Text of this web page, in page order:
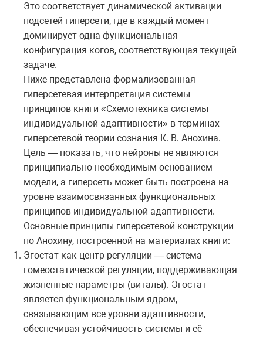
Это соответствует динамической активации
подсетей гиперсети, где в каждый момент
доминирует одна функциональная
конфигурация когов, соответствующая текущей
задаче.
Ниже представлена формализованная
гиперсетевая интерпретация системы
принципов книги «Схемотехника системы
индивидуальной адаптивности» в терминах
гиперсетевой теории сознания К. В. Анохина.
Цель — показать, что нейроны не являются
принципиально необходимым основанием
модели, а гиперсеть может быть построена на
уровне взаимосвязанных функциональных
принципов индивидуальной адаптивности.
Основные принципы гиперсетевой конструкции
по Анохину, построенной на материалах книги:
Эгостат как центр регуляции — система
гомеостатической регуляции, поддерживающая
жизненные параметры (виталы). Эгостат
является функциональным ядром,
связывающим все уровни адаптивности,
обеспечивая устойчивость системы и её